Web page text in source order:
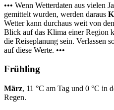
••• Wenn Wetterdaten aus vielen
gemittelt wurden, werden daraus
Wetter kann durchaus weit von
Blick auf das Klima einer Region
die Reiseplanung sein. Verlassen
auf diese Werte. •••
Frühling
März, 11 °C am Tag und 0 °C in
Regen.